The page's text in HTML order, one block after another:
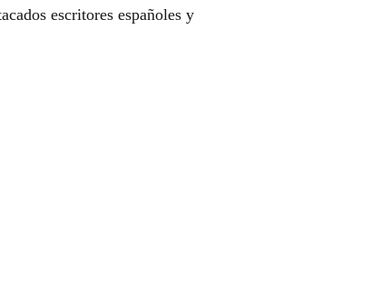
escritores españoles y